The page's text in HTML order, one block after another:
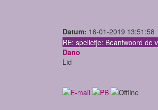
Datum: 16-01-2019 13:51:58
RE: spelletje: Beantwoord de
Dano
Lid